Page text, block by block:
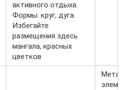
активного отдыха.
Формы: круг, дуга.
Избегайте
размещения здесь
мангала, красных
цветков